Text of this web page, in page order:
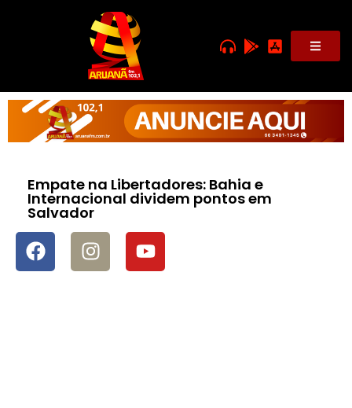
Empate na Libertadores: Bahia e
Internacional dividem pontos em
Salvador